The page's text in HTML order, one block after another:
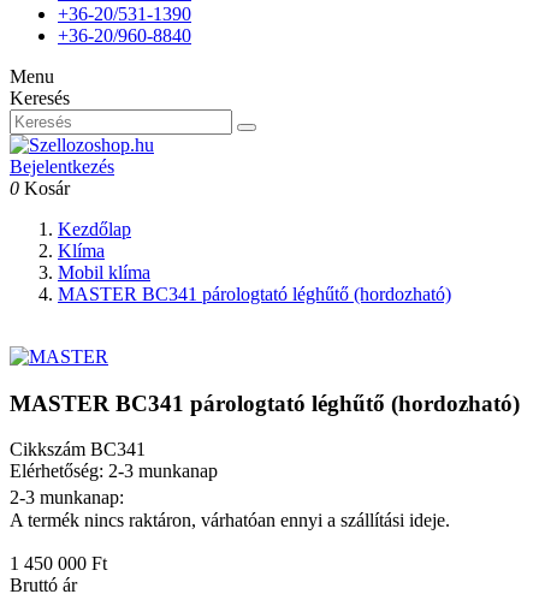
+36-20/531-1390
+36-20/960-8840
Menu
Keresés
Bejelentkezés
0 Kosár
Kezdőlap
Klíma
Mobil klíma
MASTER BC341 párologtató léghűtő (hordozható)
MASTER BC341 párologtató léghűtő (hordozható)
Cikkszám BC341
Elérhetőség: 2-3 munkanap
2-3 munkanap:
A termék nincs raktáron, várhatóan ennyi a szállítási ideje.
1 450 000 Ft
Bruttó ár